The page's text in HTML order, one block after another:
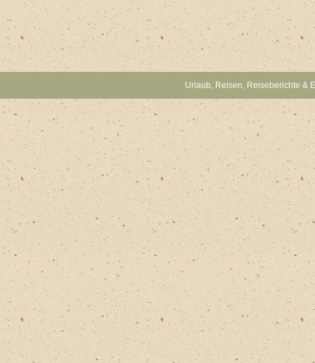
Urlaub, Reisen, Reiseberichte &